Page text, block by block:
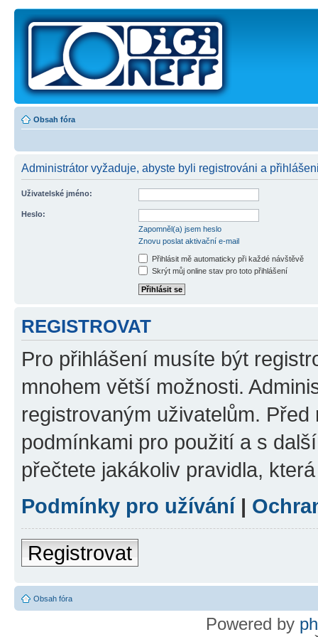
Obsah fóra
Administrátor vyžaduje, abyste byli registrováni a
Uživatelské jméno:
Heslo:
Zapomněl(a) jsem heslo
Znovu poslat aktivační e-mail
Přihlásit mě automaticky při každé návštěvě
Skrýt můj online stav pro toto přihlášení
REGISTROVAT
Pro přihlášení musíte být
mnohem větší možnosti.
registrovaným uživatelům.
podmínkami pro použití a s
přečtete jakákoliv pravidla,
Podmínky pro užívání|
Registrovat
Obsah fóra
Powered by